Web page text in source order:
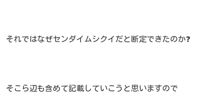
それではなぜセンダイムシクイだと断定できたのか❓
そこら辺も含めて記載していこうと思いますので